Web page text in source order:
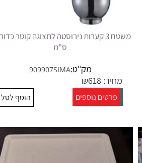
ס"מ
מק"ט:909907SIMA
מחיר: ₪618
פרטים נוספים הוסף לסל